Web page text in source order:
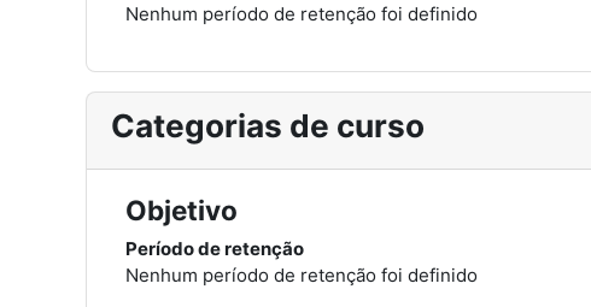
Nenhum período de retenção foi definido
Categorias de curso
Objetivo
Período de retenção
Nenhum período de retenção foi definido